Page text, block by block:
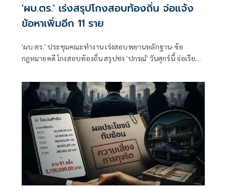
'ผบ.ตร.' เร่งสรุปโกงสอบท้องถิ่น จ่อแจ้ง
ข้อหาเพิ่มอีก 11 ราย
'ผบ.ตร.' ประชุมคณะทำงาน เร่งสอบพยานหลักฐาน-ข้อ
กฎหมายคดี โกงสอบท้องถิ่น สรุปชง 'ปกรณ์' วันศุกร์นี้ จ่อเรียกผู้